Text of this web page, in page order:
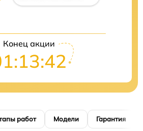
Конец акции
работ Модели Гарантия